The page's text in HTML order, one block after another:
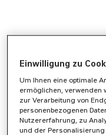
Einwilligung zu
Um Ihnen eine optimale
ermöglichen, verwenden
zur Verarbeitung von
personenbezogenen
Nutzererfahrung, zu
und der Personalisierung